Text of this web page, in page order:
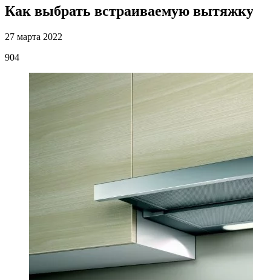
Как выбрать встраиваемую
27 марта 2022
904